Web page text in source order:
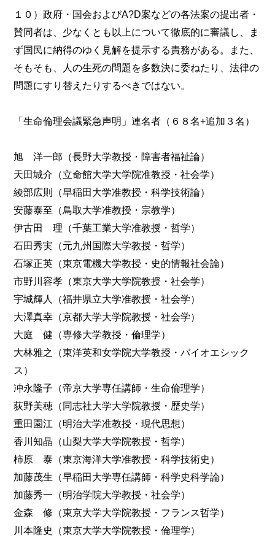
１０）政府・国会およびA?D案などの各法案の提出者・
賛同者は、少なくとも以上について徹底的に審議し、ま
ず国民に納得のゆく見解を提示する責務がある。また、
そもそも、人の生死の問題を多数決に委ねたり、法律の
問題にすり替えたりするべきではない。
「生命倫理会議緊急声明」連名者（６８名+追加３名）
旭 洋一郎（長野大学教授・障害者福祉論）
天田城介（立命館大学大学院准教授・社会学）
綾部広則（早稲田大学准教授・科学技術論）
安藤泰至（鳥取大学准教授・宗教学）
伊古田 理（千葉工業大学准教授・哲学）
石田秀実（元九州国際大学教授・哲学）
石塚正英（東京電機大学教授・史的情報社会論）
市野川容孝（東京大学大学院教授・社会学）
宇城輝人（福井県立大学准教授・社会学）
大澤真幸（京都大学大学院教授・社会学）
大庭 健（専修大学教授・倫理学）
大林雅之（東洋英和女学院大学教授・バイオエシック
ス）
冲永隆子（帝京大学専任講師・生命倫理学）
荻野美穂（同志社大学大学院教授・歴史学）
重田園江（明治大学准教授・現代思想）
香川知晶（山梨大学大学院教授・哲学）
柿原 泰（東京海洋大学准教授・科学技術史）
加藤茂生（早稲田大学専任講師・科学史科学論）
加藤秀一（明治学院大学教授・社会学）
金森 修（東京大学大学院教授・フランス哲学）
川本隆史（東京大学大学院教授・倫理学）